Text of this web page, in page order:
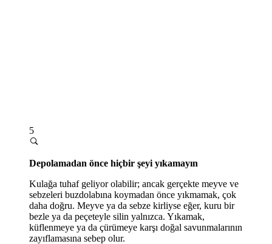
5
Depolamadan önce hiçbir şeyi yıkamayın
Kulağa tuhaf geliyor olabilir; ancak gerçekte meyve ve
sebzeleri buzdolabına koymadan önce yıkmamak, çok
daha doğru. Meyve ya da sebze kirliyse eğer, kuru bir
bezle ya da peçeteyle silin yalnızca. Yıkamak,
küflenmeye ya da çürümeye karşı doğal savunmalarının
zayıflamasına sebep olur.